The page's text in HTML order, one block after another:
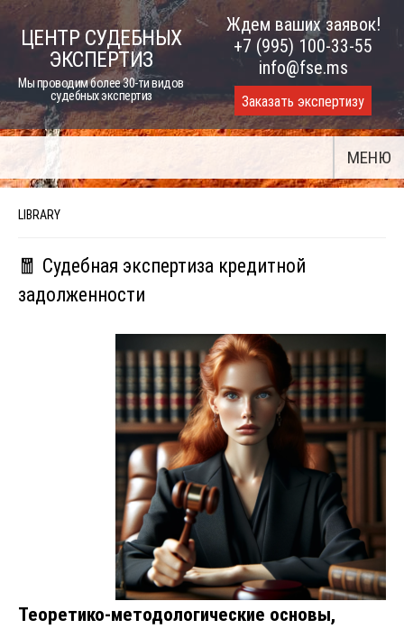
Skip
ЦЕНТР СУДЕБНЫХ
ЭКСПЕРТИЗ
Мы проводим более 30-ти видов
судебных экспертиз
Ждем ваших заявок!
+7 (995) 100-33-55
info@fse.ms
Заказать экспертизу
МЕНЮ
LIBRARY
🧧 Судебная экспертиза кредитной
задолженности
Теоретико-методологические основы,